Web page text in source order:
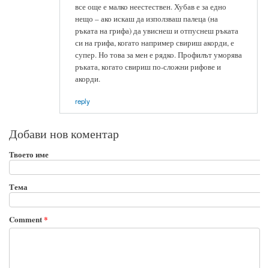
все още е малко неестествен. Хубав е за едно
нещо – ако искаш да използваш палеца (на
ръката на грифа) да увиснеш и отпуснеш ръката
си на грифа, когато например свириш акорди, е
супер. Но това за мен е рядко. Профилът уморява
ръката, когато свириш по-сложни рифове и
акорди.
reply
Добави нов коментар
Твоето име
Тема
Comment*